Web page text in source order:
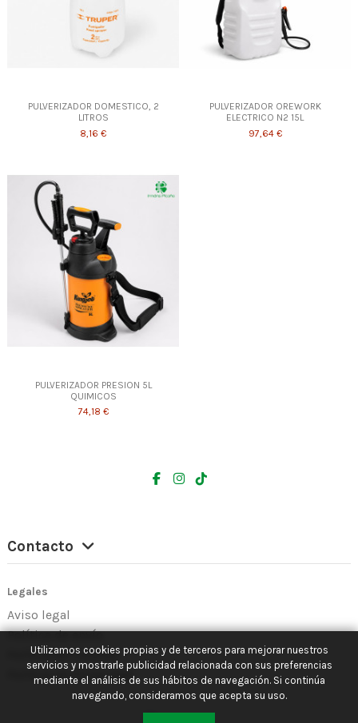
PULVERIZADOR DOMESTICO, 2
LITROS
8,16 €
PULVERIZADOR OREWORK
ELECTRICO N2 15L
97,64 €
PULVERIZADOR PRESION 5L
QUIMICOS
74,18 €
Contacto
Legales
Aviso legal
Política de envío
Política de Cookies
Política de Privacidad
Utilizamos cookies propias y de terceros para mejorar nuestros
servicios y mostrarle publicidad relacionada con sus preferencias
mediante el análisis de sus hábitos de navegación. Si continúa
navegando, consideramos que acepta su uso.